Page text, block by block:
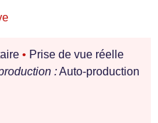
• Prise de vue réelle
:Auto-production